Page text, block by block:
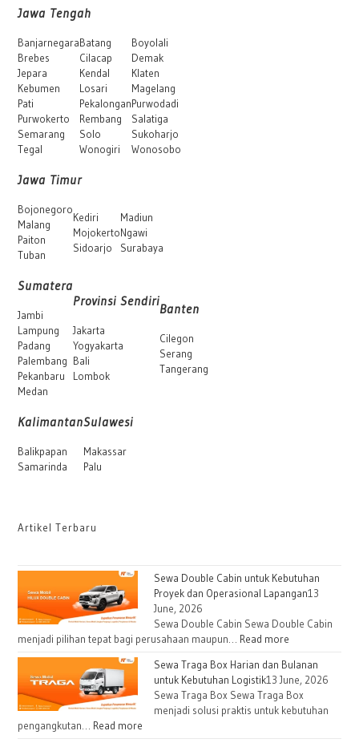
Jawa Tengah
Banjarnegara
Brebes
Jepara
Kebumen
Pati
Purwokerto
Semarang
Tegal
Batang
Cilacap
Kendal
Losari
Pekalongan
Rembang
Solo
Wonogiri
Boyolali
Demak
Klaten
Magelang
Purwodadi
Salatiga
Sukoharjo
Wonosobo
Jawa Timur
Bojonegoro
Malang
Paiton
Tuban
Kediri
Mojokerto
Sidoarjo
Madiun
Ngawi
Surabaya
Sumatera
Jambi
Lampung
Padang
Palembang
Pekanbaru
Medan
Provinsi Sendiri
Jakarta
Yogyakarta
Bali
Lombok
Banten
Cilegon
Serang
Tangerang
Kalimantan
Balikpapan
Samarinda
Sulawesi
Makassar
Palu
Artikel Terbaru
Sewa Double Cabin untuk Kebutuhan
Proyek dan Operasional Lapangan13
June, 2026
Sewa Double Cabin Sewa Double Cabin
menjadi pilihan tepat bagi perusahaan maupun… Read more
Double
Cabin
untuk
Sewa Traga Box Harian dan Bulanan
untuk Kebutuhan Logistik13 June, 2026
Sewa Traga Box Sewa Traga Box
menjadi solusi praktis untuk kebutuhan
pengangkutan… Read more